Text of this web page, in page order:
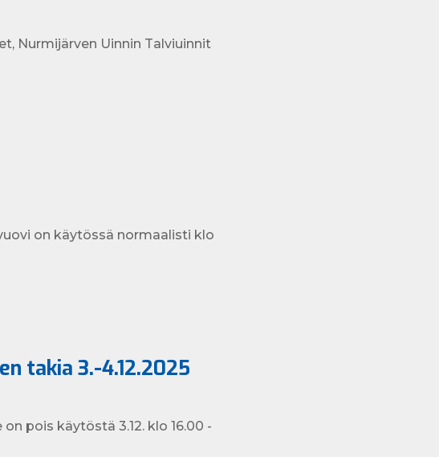
Nurmijärven Uinnin Talviuinnit
on käytössä normaalisti klo
takia 3.-4.12.2025
pois käytöstä 3.12. klo 16.00 -